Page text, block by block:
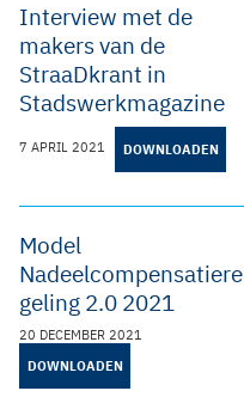
Interview met de
makers van de
StraaDkrant in
Stadswerkmagazine
7 APRIL 2021 DOWNLOADEN
Model
Nadeelcompensatiere
geling 2.0 2021
20 DECEMBER 2021
DOWNLOADEN